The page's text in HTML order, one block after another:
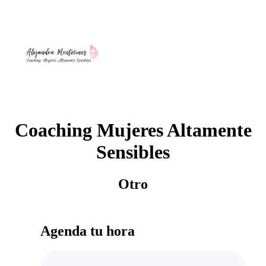
Coaching Mujeres Altamente
Sensibles
Otro
Agenda tu hora